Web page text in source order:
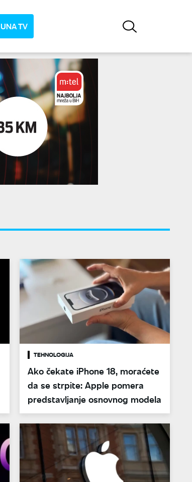
UNA TV
TEHNOLOGIJA
Ako čekate iPhone 18, moraćete
da se strpite: Apple pomera
predstavljanje osnovnog modela